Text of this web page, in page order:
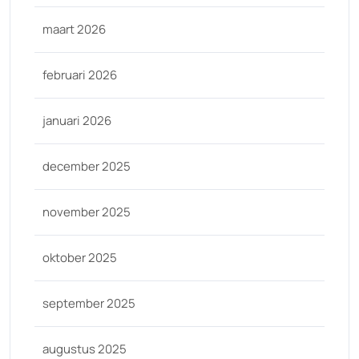
maart 2026
februari 2026
januari 2026
december 2025
november 2025
oktober 2025
september 2025
augustus 2025